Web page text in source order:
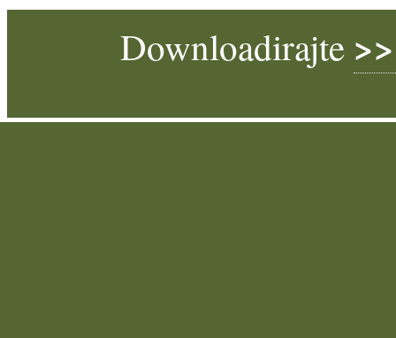
Downloadirajte